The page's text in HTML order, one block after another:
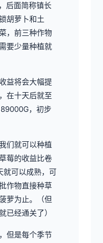
后面简称镇长
胡萝卜和土
，前三种作物
要少量种植就
益将会大幅提
在十天后就至
，初步
们就可以种植
莓的收益比卷
就可以成熟，可
作物直接种草
萝为止。（但
已经通关了）
但是每个季节